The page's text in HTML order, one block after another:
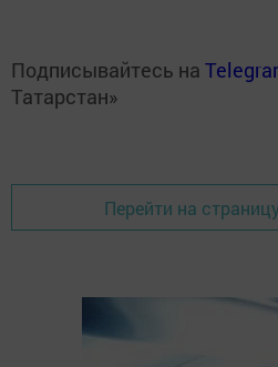
Подписывайтесь на
Татарстан»
Перейти на